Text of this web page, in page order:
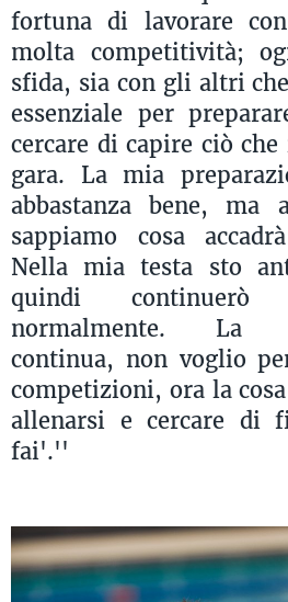
fortuna di lavorare
molta competitività;
sfida, sia con gli altri
essenziale per
cercare di capire ciò
gara. La mia
abbastanza bene, ma
sappiamo cosa
Nella mia testa sto
quindi
normalmente. La
continua, non voglio
competizioni, ora la
allenarsi e cercare di
fai'.''